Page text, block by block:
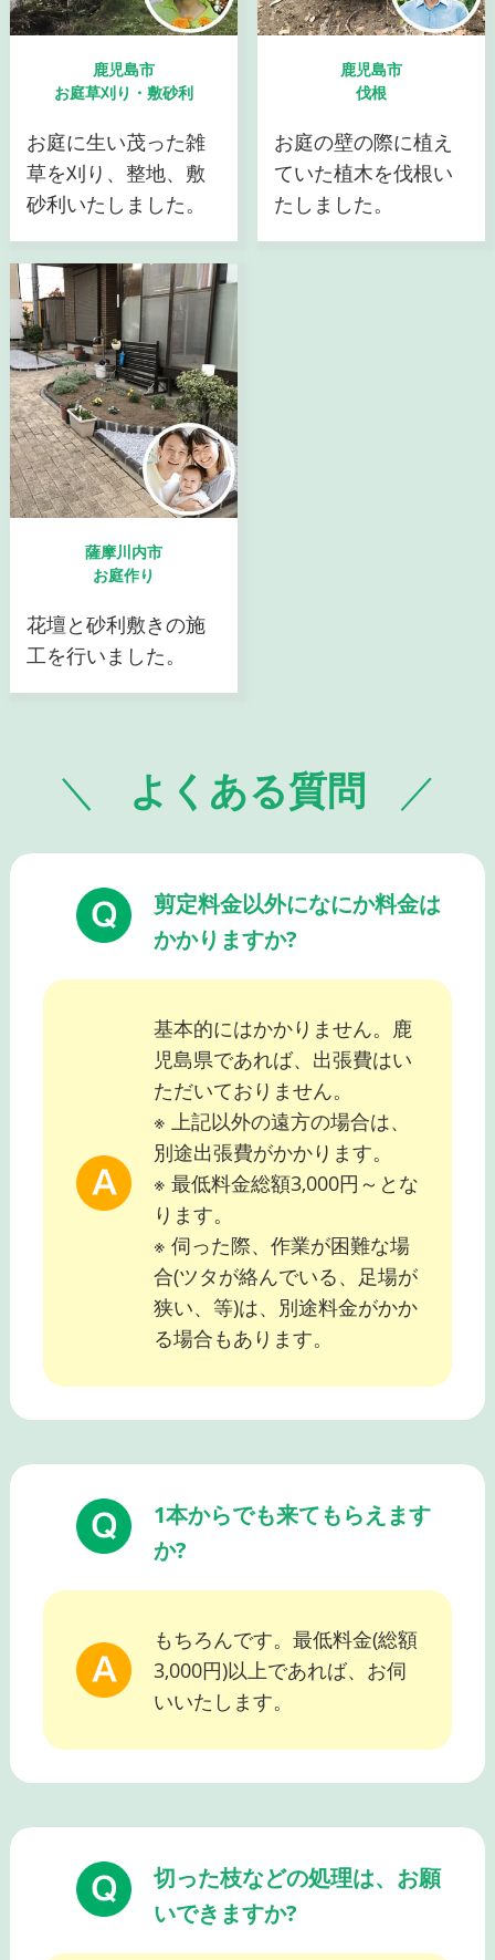
鹿児島市
お庭草刈り・敷砂利
お庭に生い茂った雑
草を刈り、整地、敷
砂利いたしました。
鹿児島市
伐根
お庭の壁の際に植え
ていた植木を伐根い
たしました。
薩摩川内市
お庭作り
花壇と砂利敷きの施
工を行いました。
よくある質問
剪定料金以外になにか料金は
かかりますか?
基本的にはかかりません。鹿
児島県であれば、出張費はい
ただいておりません。
※ 上記以外の遠方の場合は、
別途出張費がかかります。
※ 最低料金総額3,000円～とな
ります。
※ 伺った際、作業が困難な場
合(ツタが絡んでいる、足場が
狭い、等)は、別途料金がかか
る場合もあります。
1本からでも来てもらえます
か?
もちろんです。最低料金(総額
3,000円)以上であれば、お伺
いいたします。
切った枝などの処理は、お願
いできますか?